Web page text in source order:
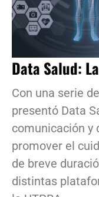
Data Salud:
Con una serie
presentó Data
comunicación y
promover el
de breve
distintas